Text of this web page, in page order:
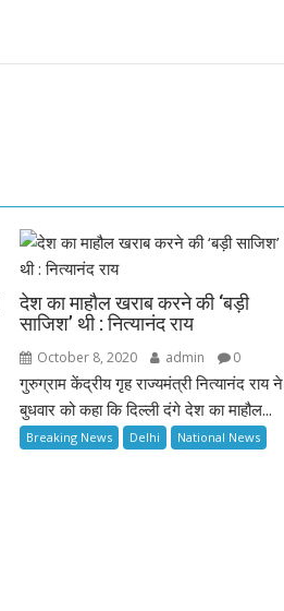
देश का माहौल खराब करने की ‘बड़ी
साजिश’ थी : नित्यानंद राय
October 8, 2020 admin 0
गुरुग्राम केंद्रीय गृह राज्यमंत्री नित्यानंद राय ने
बुधवार को कहा कि दिल्ली दंगे देश का माहौल...
Breaking News Delhi National News